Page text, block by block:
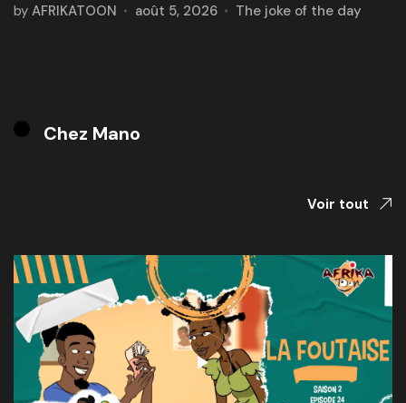
by AFRIKATOON août 5, 2026 The joke of the day
Chez Mano
Voir tout